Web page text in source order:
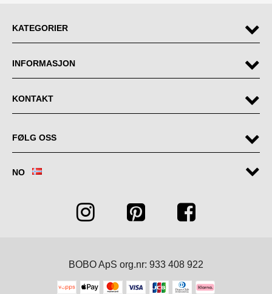
KATEGORIER
INFORMASJON
KONTAKT
FØLG OSS
NO
BOBO ApS org.nr: 933 408 922